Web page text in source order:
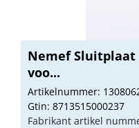
Nemef
voo...
Artikelnummer:
Gtin: 8713515000237
Fabrikant artikel